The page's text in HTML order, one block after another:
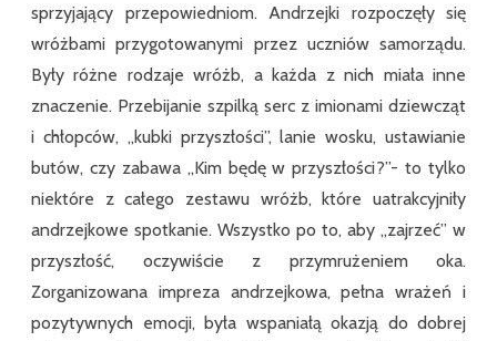
sprzyjający przepowiedniom. Andrzejki rozpoczęły się
wróżbami przygotowanymi przez uczniów samorządu.
Były różne rodzaje wróżb, a każda z nich miała inne
znaczenie. Przebijanie szpilką serc z imionami dziewcząt
i chłopców, „kubki przyszłości”, lanie wosku, ustawianie
butów, czy zabawa „Kim będę w przyszłości?”- to tylko
niektóre z całego zestawu wróżb, które uatrakcyjniły
andrzejkowe spotkanie. Wszystko po to, aby „zajrzeć” w
przyszłość, oczywiście z przymrużeniem oka.
Zorganizowana impreza andrzejkowa, pełna wrażeń i
pozytywnych emocji, była wspaniałą okazją do dobrej